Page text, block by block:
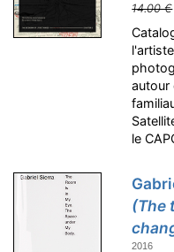
14.00 €
autour
le
(The
2016